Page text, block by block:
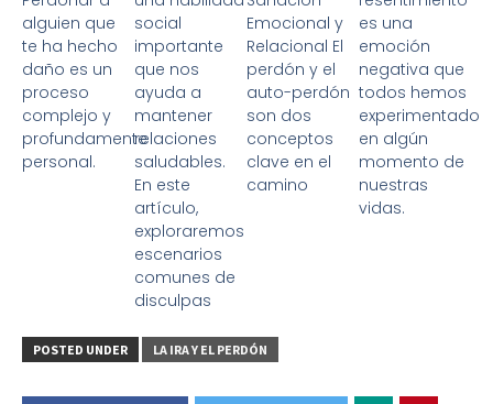
alguien que
te ha hecho
daño es un
proceso
complejo y
profundamente
personal.
social
importante
que nos
ayuda a
mantener
relaciones
saludables.
En este
artículo,
exploraremos
escenarios
comunes de
disculpas
Emocional y
Relacional El
perdón y el
auto-perdón
son dos
conceptos
clave en el
camino
es una
emoción
negativa que
todos hemos
experimentado
en algún
momento de
nuestras
vidas.
POSTED UNDER LA IRA Y EL PERDÓN